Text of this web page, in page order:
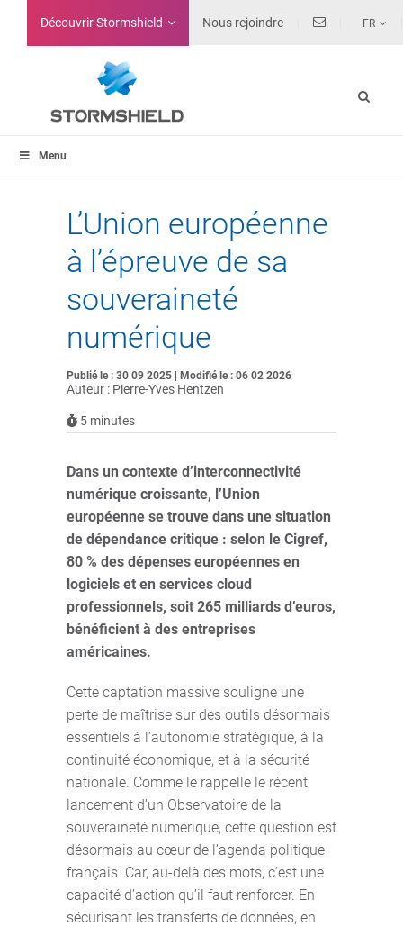
Découvrir Stormshield Nous rejoindre FR
Menu
L’Union européenne
à l’épreuve de sa
souveraineté
numérique
Publié le : 30 09 2025 | Modifié le : 06 02 2026
Auteur : Pierre-Yves Hentzen
5 minutes
Dans un contexte d’interconnectivité
numérique croissante, l’Union
européenne se trouve dans une situation
de dépendance critique : selon le Cigref,
80 % des dépenses européennes en
logiciels et en services cloud
professionnels, soit 265 milliards d’euros,
bénéficient à des entreprises
américaines.
Cette captation massive souligne une
perte de maîtrise sur des outils désormais
essentiels à l’autonomie stratégique, à la
continuité économique, et à la sécurité
nationale. Comme le rappelle le récent
lancement d’un Observatoire de la
souveraineté numérique, cette question est
désormais au cœur de l’agenda politique
français. Car, au-delà des mots, c’est une
capacité d’action qu’il faut renforcer. En
sécurisant les transferts de données, en